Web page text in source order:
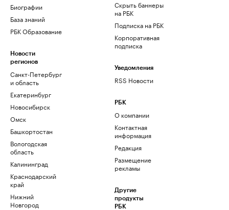
Биографии
База знаний
РБК Образование
Новости
регионов
Санкт-Петербург
и область
Екатеринбург
Новосибирск
Омск
Башкортостан
Вологодская
область
Калининград
Краснодарский
край
Нижний
Новгород
Скрыть баннеры
на РБК
Подписка на РБК
Корпоративная
подписка
Уведомления
RSS Новости
РБК
О компании
Контактная
информация
Редакция
Размещение
рекламы
Другие
продукты
РБК